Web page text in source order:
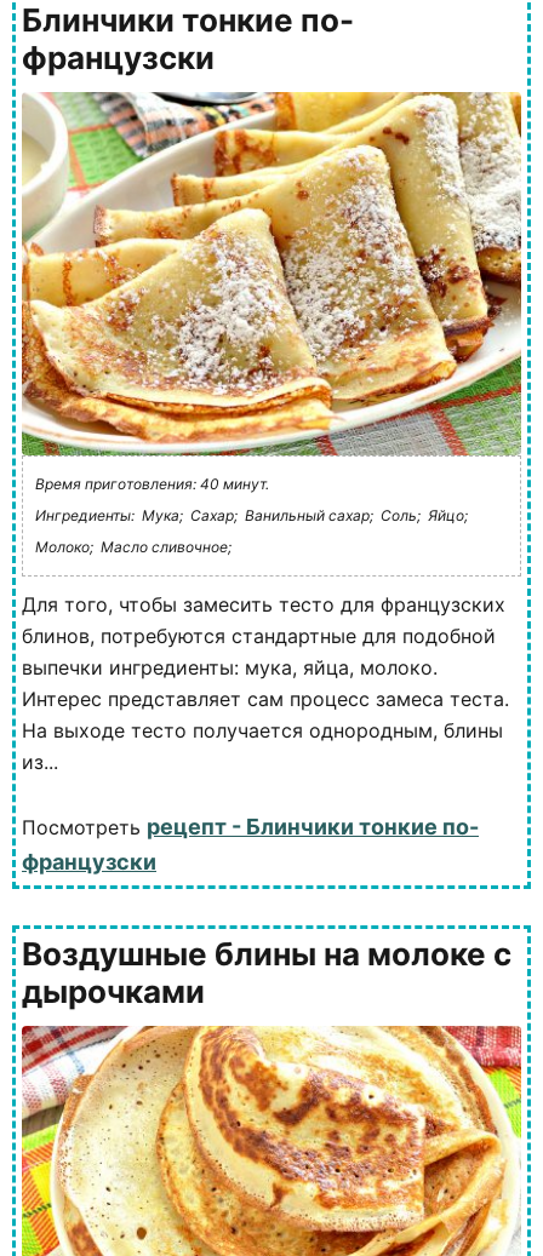
Блинчики тонкие по-
французски
Время приготовления: 40 минут.
Ингредиенты: Мука; Сахар; Ванильный сахар; Соль; Яйцо;
Молоко; Масло сливочное;
Для того, чтобы замесить тесто для французских
блинов, потребуются стандартные для подобной
выпечки ингредиенты: мука, яйца, молоко.
Интерес представляет сам процесс замеса теста.
На выходе тесто получается однородным, блины
из...
Посмотреть рецепт - Блинчики тонкие по-
французски
Воздушные блины на молоке с
дырочками